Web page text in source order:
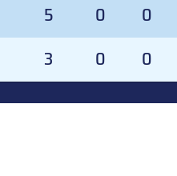
5 0 0
3 0 0